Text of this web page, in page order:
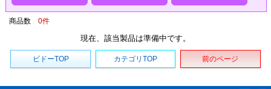
商品数 0件
現在、該当製品は準備中です。
ビドーTOP カテゴリTOP 前のページ